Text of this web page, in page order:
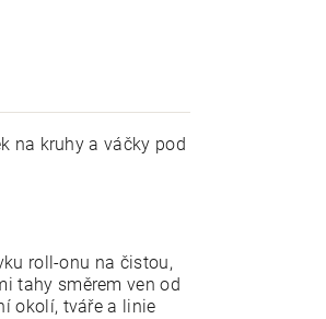
na kruhy a váčky pod
roll-onu na čistou,
tahy směrem ven od
okolí, tváře a linie